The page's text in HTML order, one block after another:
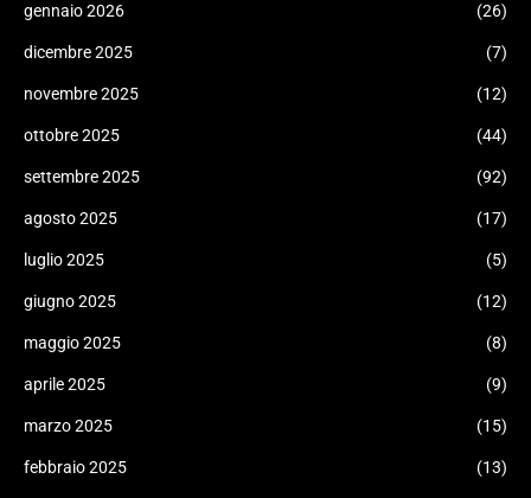
gennaio 2026 (26)
dicembre 2025 (7)
novembre 2025 (12)
ottobre 2025 (44)
settembre 2025 (92)
agosto 2025 (17)
luglio 2025 (5)
giugno 2025 (12)
maggio 2025 (8)
aprile 2025 (9)
marzo 2025 (15)
febbraio 2025 (13)